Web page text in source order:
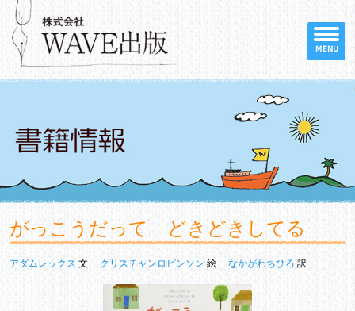
MENU
がっこうだって どきどきしてる
アダムレックス 文 クリスチャンロビンソン 絵 なかがわちひろ 訳